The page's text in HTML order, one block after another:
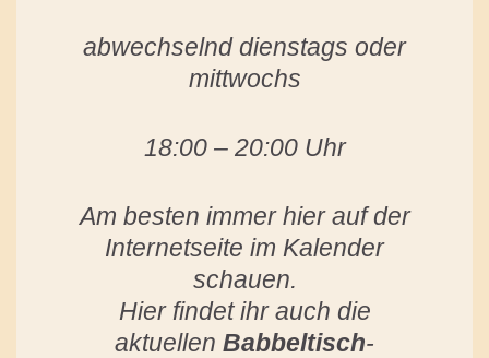
abwechselnd dienstags oder
mittwochs
18:00 – 20:00 Uhr
Am besten immer hier auf der
Internetseite im Kalender
schauen.
Hier findet ihr auch die
aktuellen Babbeltisch-